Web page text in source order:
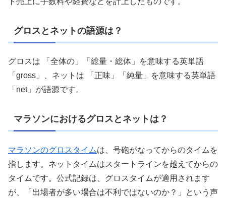
グロスとネットの語源は？
グロスは 「全体の」「総量・総体」を意味する英単語
「gross」、ネットは 「正味」「純量」を意味する英単語
「net」が語源です。
マラソンにおけるグロスとネットは？
マラソンのグロスタイムは、号砲がなってからのタイムを
指します。ネットタイムはスタートラインを越えてからの
タイムです。公式記録は、グロスタイムが適用されます
が、「出場者が多い場合は不利ではないのか？」という声